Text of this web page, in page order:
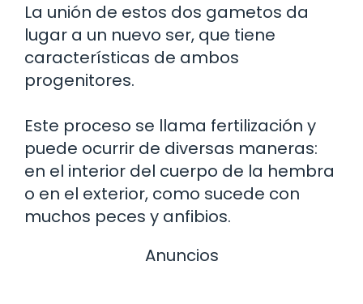
La unión de estos dos gametos da
lugar a un nuevo ser, que tiene
características de ambos
progenitores.
Este proceso se llama fertilización y
puede ocurrir de diversas maneras:
en el interior del cuerpo de la hembra
o en el exterior, como sucede con
muchos peces y anfibios.
Anuncios